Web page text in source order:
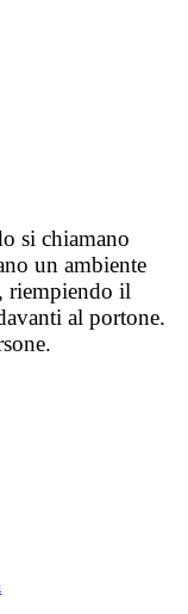
si chiamano
un ambiente
riempiendo il
al portone.